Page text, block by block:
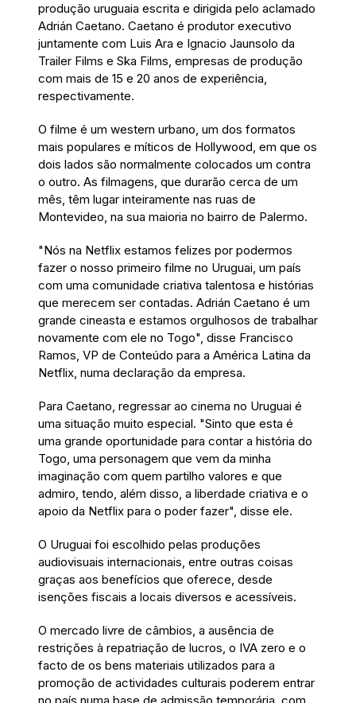
produção uruguaia escrita e dirigida pelo aclamado
Adrián Caetano. Caetano é produtor executivo
juntamente com Luis Ara e Ignacio Jaunsolo da
Trailer Films e Ska Films, empresas de produção
com mais de 15 e 20 anos de experiência,
respectivamente.
O filme é um western urbano, um dos formatos
mais populares e míticos de Hollywood, em que os
dois lados são normalmente colocados um contra
o outro. As filmagens, que durarão cerca de um
mês, têm lugar inteiramente nas ruas de
Montevideo, na sua maioria no bairro de Palermo.
"Nós na Netflix estamos felizes por podermos
fazer o nosso primeiro filme no Uruguai, um país
com uma comunidade criativa talentosa e histórias
que merecem ser contadas. Adrián Caetano é um
grande cineasta e estamos orgulhosos de trabalhar
novamente com ele no Togo", disse Francisco
Ramos, VP de Conteúdo para a América Latina da
Netflix, numa declaração da empresa.
Para Caetano, regressar ao cinema no Uruguai é
uma situação muito especial. "Sinto que esta é
uma grande oportunidade para contar a história do
Togo, uma personagem que vem da minha
imaginação com quem partilho valores e que
admiro, tendo, além disso, a liberdade criativa e o
apoio da Netflix para o poder fazer", disse ele.
O Uruguai foi escolhido pelas produções
audiovisuais internacionais, entre outras coisas
graças aos benefícios que oferece, desde
isenções fiscais a locais diversos e acessíveis.
O mercado livre de câmbios, a ausência de
restrições à repatriação de lucros, o IVA zero e o
facto de os bens materiais utilizados para a
promoção de actividades culturais poderem entrar